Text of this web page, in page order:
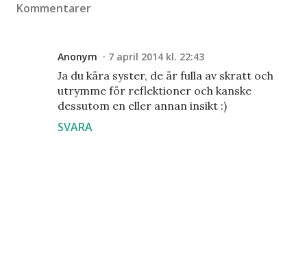
Kommentarer
Anonym 7 april 2014 kl. 22:43
Ja du kära syster, de är fulla av skratt och
utrymme för reflektioner och kanske
dessutom en eller annan insikt :)
SVARA